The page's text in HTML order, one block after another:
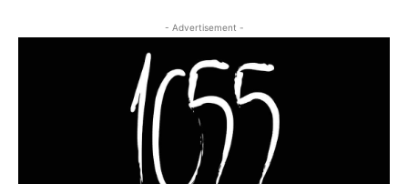
- Advertisement -